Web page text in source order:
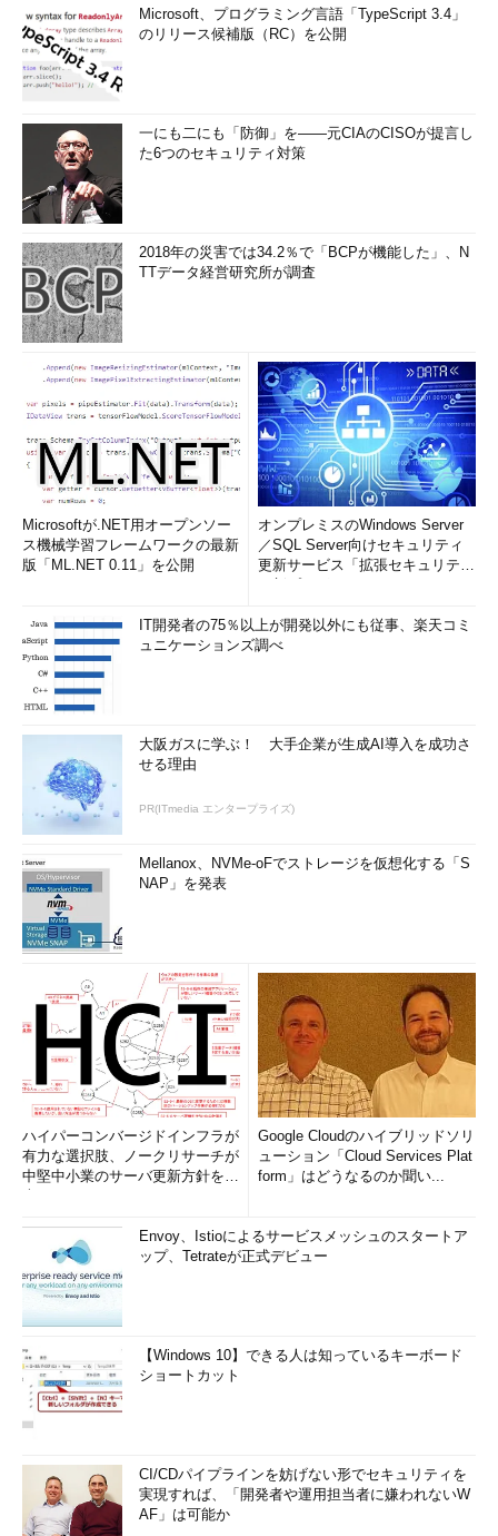
Microsoft、プログラミング言語「TypeScript 3.4」
のリリース候補版（RC）を公開
一にも二にも「防御」を――元CIAのCISOが提言し
た6つのセキュリティ対策
2018年の災害では34.2％で「BCPが機能した」、N
TTデータ経営研究所が調査
Microsoftが.NET用オープンソー
ス機械学習フレームワークの最新
版「ML.NET 0.11」を公開
オンプレミスのWindows Server
／SQL Server向けセキュリティ
更新サービス「拡張セキュリティ
IT開発者の75％以上が開発以外にも従事、楽天コミ
ュニケーションズ調べ
大阪ガスに学ぶ！ 大手企業が生成AI導入を成功さ
せる理由
PR(ITmedia エンタープライズ)
Mellanox、NVMe-oFでストレージを仮想化する「S
NAP」を発表
ハイパーコンバージドインフラが
有力な選択肢、ノークリサーチが
中堅中小業のサーバ更新方針を調
Google Cloudのハイブリッドソリ
ューション「Cloud Services Plat
form」はどうなるのか聞い...
Envoy、Istioによるサービスメッシュのスタートア
ップ、Tetrateが正式デビュー
【Windows 10】できる人は知っているキーボード
ショートカット
CI/CDパイプラインを妨げない形でセキュリティを
実現すれば、「開発者や運用担当者に嫌われないW
AF」は可能か